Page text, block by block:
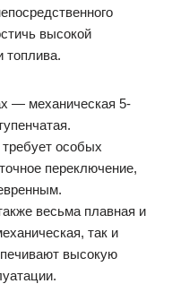
высокой
топлива.
— механическая 5-
особых
переключение,
весьма плавная и
так и
высокую